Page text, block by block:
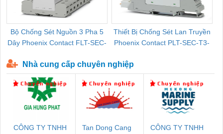
Bộ Chống Sét Nguồn 3 Pha 5
Dây Phoenix Contact FLT-SEC-
Thiết Bị Chống Sét Lan Truyền
Phoenix Contact PLT-SEC-T3-
Nhà cung cấp chuyên nghiệp
CÔNG TY TNHH
Tan Dong Cang
CÔNG TY TNHH